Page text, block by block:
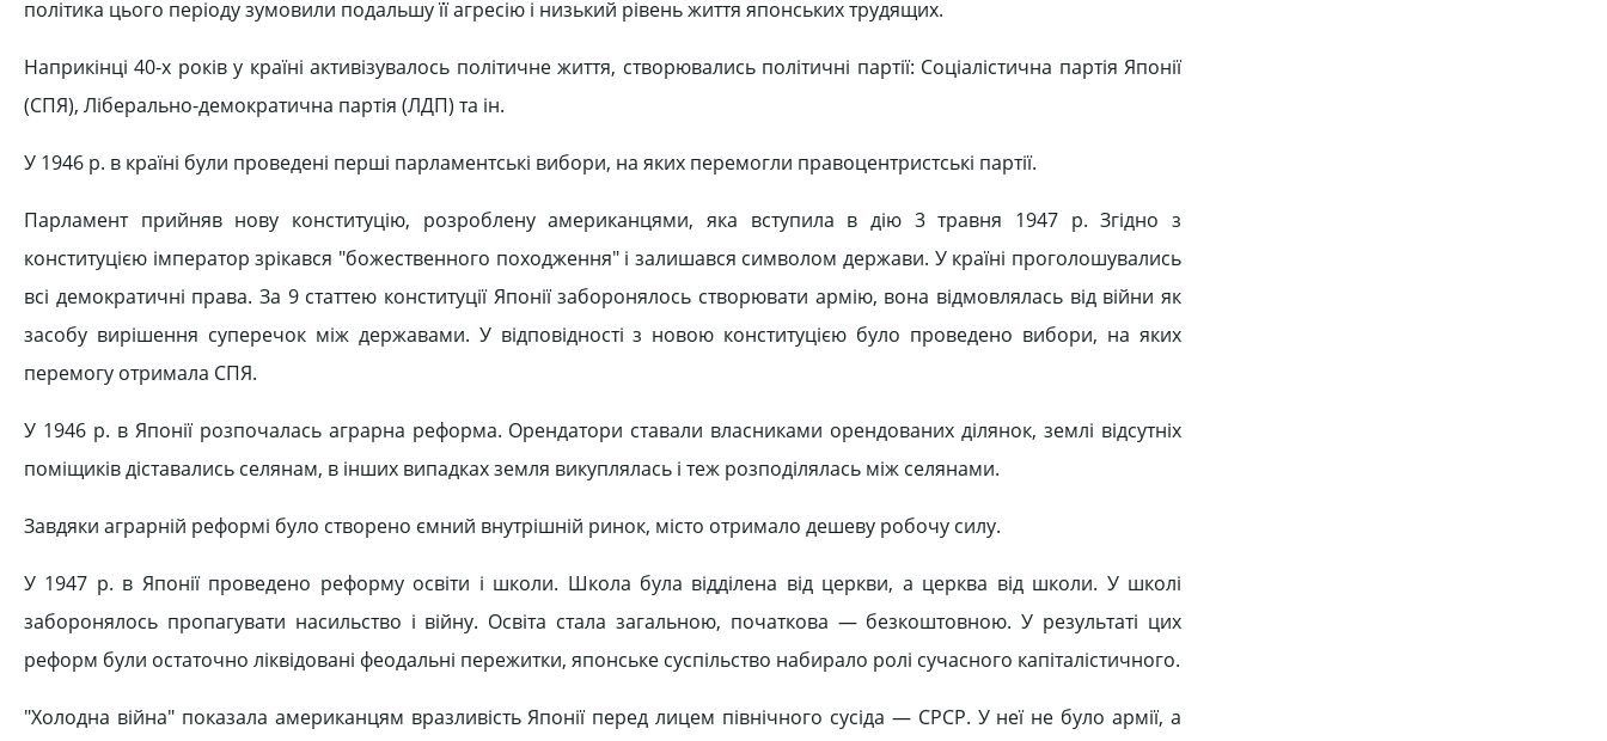
політика цього періоду зумовили подальшу її агресію і низький рівень життя японських трудящих.
Наприкінці 40-х років у країні активізувалось політичне життя, створювались політичні партії: Соціалістична партія Японії
(СПЯ), Ліберально-демократична партія (ЛДП) та ін.
У 1946 р. в країні були проведені перші парламентські вибори, на яких перемогли правоцентристські партії.
Парламент прийняв нову конституцію, розроблену американцями, яка вступила в дію 3 травня 1947 р. Згідно з
конституцією імператор зрікався "божественного походження" і залишався символом держави. У країні проголошувались
всі демократичні права. За 9 статтею конституції Японії заборонялось створювати армію, вона відмовлялась від війни як
засобу вирішення суперечок між державами. У відповідності з новою конституцією було проведено вибори, на яких
перемогу отримала СПЯ.
У 1946 р. в Японії розпочалась аграрна реформа. Орендатори ставали власниками орендованих ділянок, землі відсутніх
поміщиків діставались селянам, в інших випадках земля викуплялась і теж розподілялась між селянами.
Завдяки аграрній реформі було створено ємний внутрішній ринок, місто отримало дешеву робочу силу.
У 1947 р. в Японії проведено реформу освіти і школи. Школа була відділена від церкви, а церква від школи. У школі
заборонялось пропагувати насильство і війну. Освіта стала загальною, початкова — безкоштовною. У результаті цих
реформ були остаточно ліквідовані феодальні пережитки, японське суспільство набирало ролі сучасного капіталістичного.
"Холодна війна" показала американцям вразливість Японії перед лицем північного сусіда — СРСР. У неї не було армії, а